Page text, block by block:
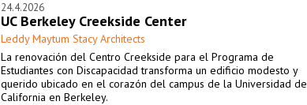
24.4.2026
UC Berkeley Creekside Center
Leddy Maytum Stacy Architects
La renovación del Centro Creekside para el Programa de
Estudiantes con Discapacidad transforma un edificio modesto y
querido ubicado en el corazón del campus de la Universidad de
California en Berkeley.